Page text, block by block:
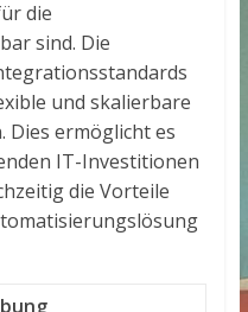
die
sind. Die
und skalierbare
Dies ermöglicht es
IT-Investitionen
die Vorteile